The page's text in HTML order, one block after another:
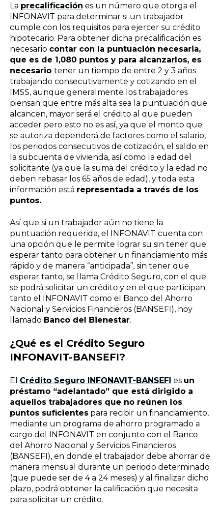
La precalificación es un número que otorga el
INFONAVIT para determinar si un trabajador
cumple con los requisitos para ejercer su crédito
hipotecario. Para obtener dicha precalificación es
necesario contar con la puntuación necesaria,
que es de 1,080 puntos y para alcanzarlos, es
necesario tener un tiempo de entre 2 y 3 años
trabajando consecutivamente y cotizando en el
IMSS, aunque generalmente los trabajadores
piensan que entre más alta sea la puntuación que
alcancen, mayor será el crédito al que pueden
acceder pero esto no es así, ya que el monto que
se autoriza dependerá de factores como el salario,
los periodos consecutivos de cotización, el saldo en
la subcuenta de vivienda, así como la edad del
solicitante (ya que la suma del crédito y la edad no
deben rebasar los 65 años de edad), y toda esta
información está representada a través de los
puntos.
Así que si un trabajador aún no tiene la
puntuación requerida, el INFONAVIT cuenta con
una opción que le permite lograr su sin tener que
esperar tanto para obtener un financiamiento más
rápido y de manera “anticipada”, sin tener que
esperar tanto, se llama Crédito Seguro, con el que
se podrá solicitar un crédito y en el que participan
tanto el INFONAVIT como el Banco del Ahorro
Nacional y Servicios Financieros (BANSEFI), hoy
llamado Banco del Bienestar.
¿Qué es el Crédito Seguro
INFONAVIT-BANSEFI?
El Crédito Seguro INFONAVIT-BANSEFI es un
préstamo “adelantado” que está dirigido a
aquellos trabajadores que no reúnen los
puntos suficientes para recibir un financiamiento,
mediante un programa de ahorro programado a
cargo del INFONAVIT en conjunto con el Banco
del Ahorro Nacional y Servicios Financieros
(BANSEFI), en donde el trabajador debe ahorrar de
manera mensual durante un periodo determinado
(que puede ser de 4 a 24 meses) y al finalizar dicho
plazo, podrá obtener la calificación que necesita
para solicitar un crédito.